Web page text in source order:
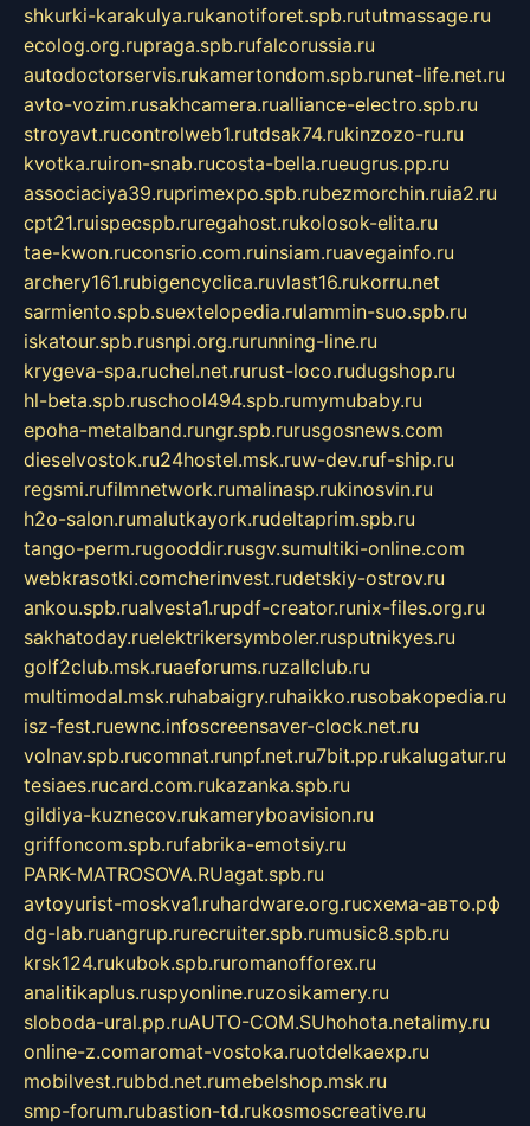
shkurki-karakulya.rukanotiforet.spb.rututmassage.ru
ecolog.org.rupraga.spb.rufalcorussia.ru
autodoctorservis.rukamertondom.spb.runet-life.net.ru
avto-vozim.rusakhcamera.rualliance-electro.spb.ru
stroyavt.rucontrolweb1.rutdsak74.rukinzozo-ru.ru
kvotka.ruiron-snab.rucosta-bella.rueugrus.pp.ru
associaciya39.ruprimexpo.spb.rubezmorchin.ruia2.ru
cpt21.ruispecspb.ruregahost.rukolosok-elita.ru
tae-kwon.ruconsrio.com.ruinsiam.ruavegainfo.ru
archery161.rubigencyclica.ruvlast16.rukorru.net
sarmiento.spb.suextelopedia.rulammin-suo.spb.ru
iskatour.spb.rusnpi.org.rurunning-line.ru
krygeva-spa.ruchel.net.rurust-loco.rudugshop.ru
hl-beta.spb.ruschool494.spb.rumymubaby.ru
epoha-metalband.rungr.spb.rurusgosnews.com
dieselvostok.ru24hostel.msk.ruw-dev.ruf-ship.ru
regsmi.rufilmnetwork.rumalinasp.rukinosvin.ru
h2o-salon.rumalutkayork.rudeltaprim.spb.ru
tango-perm.rugooddir.rusgv.sumultiki-online.com
webkrasotki.comcherinvest.rudetskiy-ostrov.ru
ankou.spb.rualvesta1.rupdf-creator.runix-files.org.ru
sakhatoday.ruelektrikersymboler.rusputnikyes.ru
golf2club.msk.ruaeforums.ruzallclub.ru
multimodal.msk.ruhabaigry.ruhaikko.rusobakopedia.ru
isz-fest.ruewnc.infoscreensaver-clock.net.ru
volnav.spb.rucomnat.runpf.net.ru7bit.pp.rukalugatur.ru
tesiaes.rucard.com.rukazanka.spb.ru
gildiya-kuznecov.rukameryboavision.ru
griffoncom.spb.rufabrika-emotsiy.ru
PARK-MATROSOVA.RUagat.spb.ru
avtoyurist-moskva1.ruhardware.org.ruсхема-авто.рф
dg-lab.ruangrup.rurecruiter.spb.rumusic8.spb.ru
krsk124.rukubok.spb.ruromanofforex.ru
analitikaplus.ruspyonline.ruzosikamery.ru
sloboda-ural.pp.ruAUTO-COM.SUhohota.netalimy.ru
online-z.comaromat-vostoka.ruotdelkaexp.ru
mobilvest.rubbd.net.rumebelshop.msk.ru
smp-forum.rubastion-td.rukosmoscreative.ru